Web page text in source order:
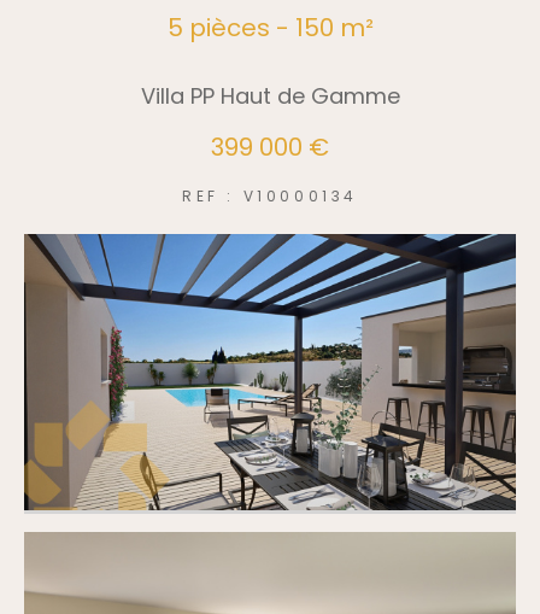
5 pièces - 150 m²
Villa PP Haut de Gamme
399 000 €
REF : V10000134